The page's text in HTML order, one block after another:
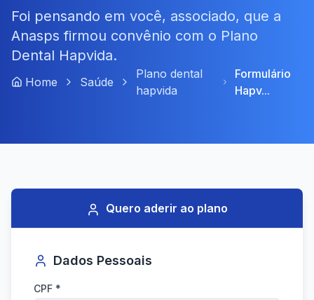
Foi pensando em você, associado, que a
Anasps firmou convênio com o Plano
Dental Hapvida.
Home Saúde
Plano dental
hapvida
Formulário
Hapv...
Quero aderir ao plano
Dados Pessoais
CPF *